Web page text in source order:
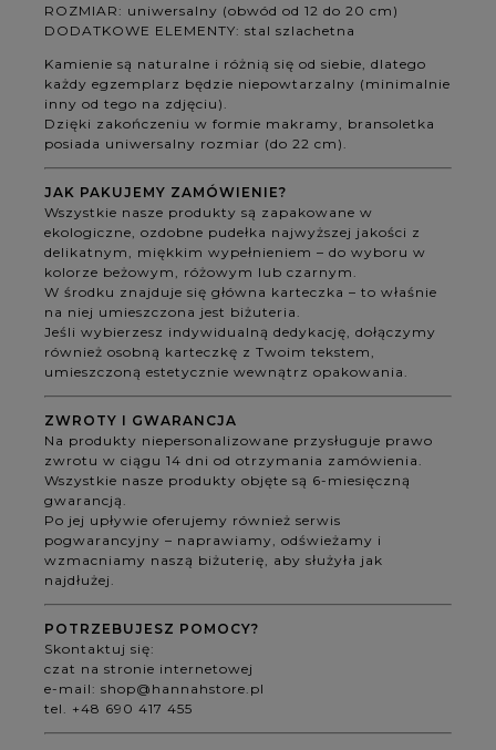
ROZMIAR: uniwersalny (obwód od 12 do 20 cm)
DODATKOWE ELEMENTY: stal szlachetna
Kamienie są naturalne i różnią się od siebie, dlatego
każdy egzemplarz będzie niepowtarzalny (minimalnie
inny od tego na zdjęciu).
Dzięki zakończeniu w formie makramy, bransoletka
posiada uniwersalny rozmiar (do 22 cm).
JAK PAKUJEMY ZAMÓWIENIE?
Wszystkie nasze produkty są zapakowane w
ekologiczne, ozdobne pudełka najwyższej jakości z
delikatnym, miękkim wypełnieniem – do wyboru w
kolorze beżowym, różowym lub czarnym.
W środku znajduje się główna karteczka – to właśnie
na niej umieszczona jest biżuteria.
Jeśli wybierzesz indywidualną dedykację, dołączymy
również osobną karteczkę z Twoim tekstem,
umieszczoną estetycznie wewnątrz opakowania.
ZWROTY I GWARANCJA
Na produkty niepersonalizowane przysługuje prawo
zwrotu w ciągu 14 dni od otrzymania zamówienia.
Wszystkie nasze produkty objęte są 6-miesięczną
gwarancją.
Po jej upływie oferujemy również serwis
pogwarancyjny – naprawiamy, odświeżamy i
wzmacniamy naszą biżuterię, aby służyła jak
najdłużej.
POTRZEBUJESZ POMOCY?
Skontaktuj się:
czat na stronie internetowej
e-mail: shop@hannahstore.pl
tel. +48 690 417 455